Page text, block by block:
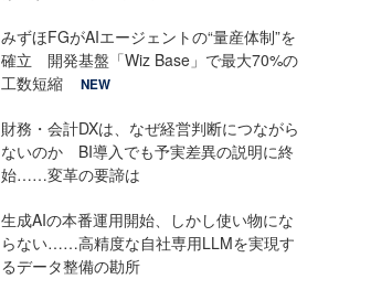
みずほFGがAIエージェントの“量産体制”を
確立 開発基盤「Wiz Base」で最大70%の
工数短縮
NEW
財務・会計DXは、なぜ経営判断につながら
ないのか BI導入でも予実差異の説明に終
始……変革の要諦は
生成AIの本番運用開始、しかし使い物にな
らない……高精度な自社専用LLMを実現す
るデータ整備の勘所